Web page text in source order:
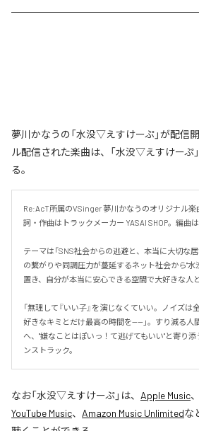
夢川かなうの「水没▽えすけーぷ」が配信
ル配信された楽曲は、「水没▽えすけーぷ
る。
Re:AcT所属のVSinger 夢川かなうのオリジナル楽
詞・作曲はトラックメーカー YASAI SHOP。編曲は
テーマは「SNS社会からの逃避と、本当に大切な
の繋がりや同調圧力が蔓延するネット社会から"水
置き、自分が本当に安心できる空間で大好きな人
「無理して『いい子』を演じなくていい。ノイズ
好きなキミとだけ最高の時間を——」。すり減る人
へ、"嫌なことはぽいっ！て逃げてもいい"と寄り
ンストラック。
なお「水没▽えすけーぷ」は、 Apple Music、
YouTube Music、 Amazon Music Unlimitedな